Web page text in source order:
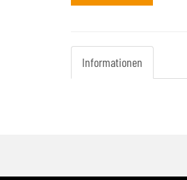
Informationen